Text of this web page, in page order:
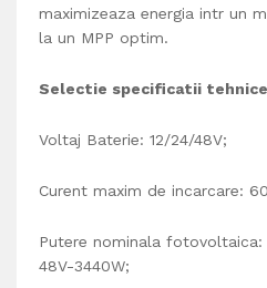
maximizeaza energia intr un
la un MPP optim.
Selectie specificatii
Voltaj Baterie: 12/24/48V;
Curent maxim de incarcare:
Putere nominala fotovoltaica:
48V-3440W;